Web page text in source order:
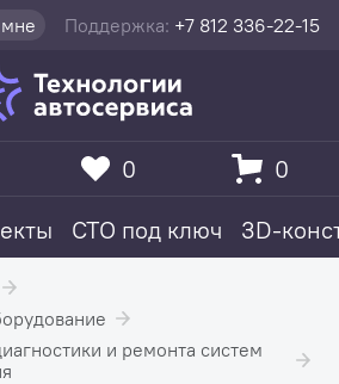
Поддержка: +7 812 336-22-15
СТО под ключ 3D-
0 0
и ремонта систем